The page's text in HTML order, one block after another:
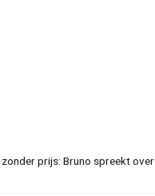
prijs: Bruno spreekt over